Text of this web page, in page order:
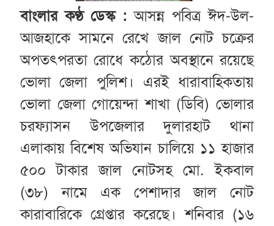
বাংলার কণ্ঠ ডেস্ক : আসন্ন পবিত্র ঈদ-উল-
আজহাকে সামনে রেখে জাল নোট চক্রের
অপতৎপরতা রোধে কঠোর অবস্থানে রয়েছে
ভোলা জেলা পুলিশ। এরই ধারাবাহিকতায়
ভোলা জেলা গোয়েন্দা শাখা (ডিবি) ভোলার
চরফ্যাসন উপজেলার দুলারহাট থানা
এলাকায় বিশেষ অভিযান চালিয়ে ১১ হাজার
৫০০ টাকার জাল নোটসহ মো. ইকবাল
(৩৮) নামে এক পেশাদার জাল নোট
কারাবারিকে গ্রেপ্তার করেছে। শনিবার (১৬